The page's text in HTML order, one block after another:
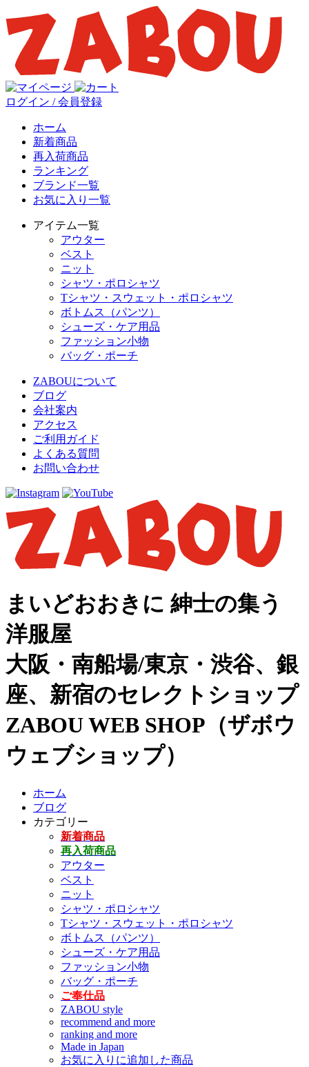
ログイン / 会員登録
ホーム
新着商品
再入荷商品
ランキング
ブランド一覧
お気に入り一覧
アイテム一覧
アウター
ベスト
ニット
シャツ・ポロシャツ
Tシャツ・スウェット・ポロシャツ
ボトムス（パンツ）
シューズ・ケア用品
ファッション小物
バッグ・ポーチ
ZABOUについて
ブログ
会社案内
アクセス
ご利用ガイド
よくある質問
お問い合わせ
まいどおおきに 紳士の集う
洋服屋
大阪・南船場/東京・渋谷、銀
座、新宿のセレクトショップ
ZABOU WEB SHOP（ザボウ
ウェブショップ）
ホーム
ブログ
カテゴリー
新着商品
再入荷商品
アウター
ベスト
ニット
シャツ・ポロシャツ
Tシャツ・スウェット・ポロシャツ
ボトムス（パンツ）
シューズ・ケア用品
ファッション小物
バッグ・ポーチ
ご奉仕品
ZABOU style
recommend and more
ranking and more
Made in Japan
お気に入りに追加した商品